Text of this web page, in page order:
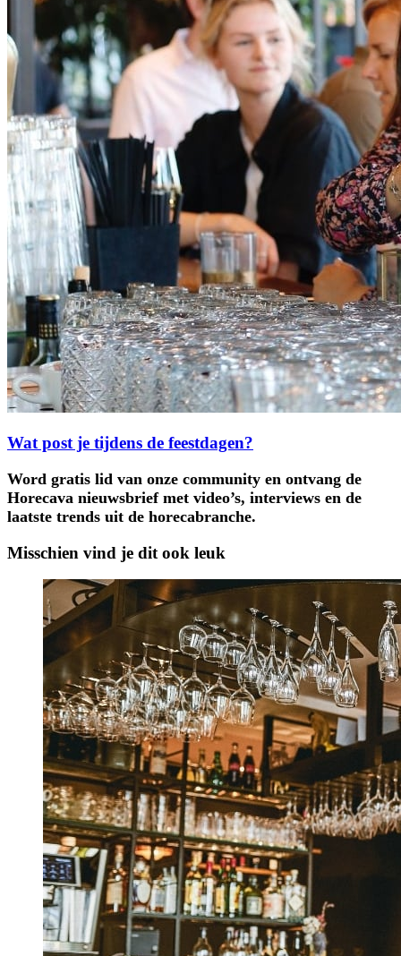
Wat post je tijdens de feestdagen?
Word gratis lid van onze community en ontvang de
Horecava nieuwsbrief met video’s, interviews en de
laatste trends uit de horecabranche.
Misschien vind je dit ook leuk